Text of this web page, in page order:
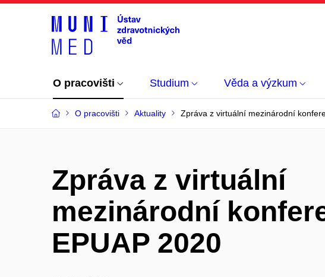
O pracovišti Studium Věda a výzkum
O pracovišti Aktuality Zpráva z virtuální mezinárodní
Zpráva z virtuální
mezinárodní
EPUAP 2020